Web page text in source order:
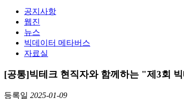
공지사항
웹진
뉴스
빅데이터 메타버스
자료실
[공통]빅테크 현직자와 함께하는 "제3회
등록일 2025-01-09